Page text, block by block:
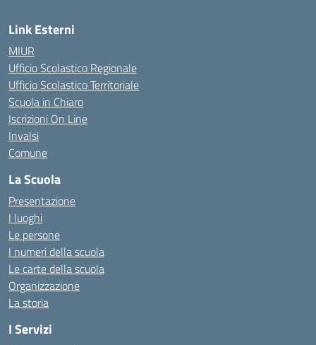
Link Esterni
MIUR
Ufficio Scolastico Regionale
Ufficio Scolastico Territoriale
Scuola in Chiaro
Iscrizioni On Line
Invalsi
Comune
La Scuola
Presentazione
I luoghi
Le persone
I numeri della scuola
Le carte della scuola
Organizzazione
La storia
I Servizi